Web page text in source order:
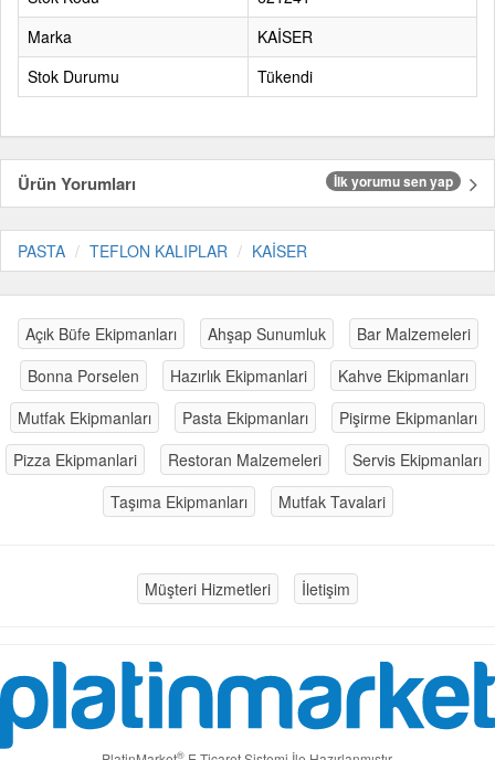
Marka
KAİSER
Stok Durumu
Tükendi
Ürün Yorumları İlk yorumu sen yap
PASTA TEFLON KALIPLAR KAİSER
Açık Büfe Ekipmanları Ahşap Sunumluk
Bar Malzemeleri
Bonna Porselen
Hazırlık Ekipmanlari
Kahve Ekipmanları
Mutfak Ekipmanları
Pasta Ekipmanları
Pişirme Ekipmanları
Pizza Ekipmanlari
Restoran Malzemeleri
Servis Ekipmanları
Taşıma Ekipmanları
Mutfak Tavalari
Müşteri Hizmetleri İletişim
®